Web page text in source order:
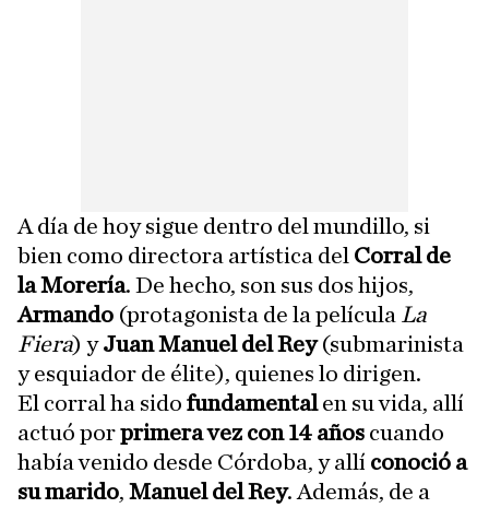
A día de hoy sigue dentro del mundillo, si
bien como directora artística del Corral de
la Morería. De hecho, son sus dos hijos,
Armando (protagonista de la película La
Fiera) yJuan Manuel del Rey(submarinista
y esquiador de élite), quienes lo dirigen.
El corral ha sido fundamentalen su vida, allí
actuó porprimera vez con 14 años cuando
había venido desde Córdoba, y allí conoció a
su marido, Manuel del Rey. Además, de a